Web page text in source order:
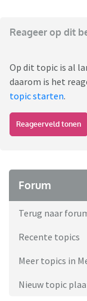
Reageer op dit
Op dit topic is al
daarom is het
topic starten.
Reageerveld tonen
Forum
Terug naar
Recente topics
Meer topics in
Nieuw topic